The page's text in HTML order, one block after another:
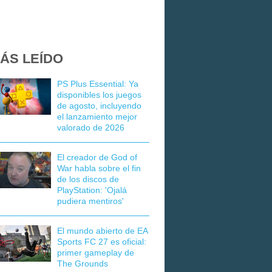
LEÍDO
PS Plus Essential: Ya
disponibles los juegos
de agosto, incluyendo
el lanzamiento mejor
valorado de 2026
El creador de God of
War habla sobre el fin
de los discos de
PlayStation: 'Ojalá
pudiera mentiros'
El mundo abierto de EA
Sports FC 27 es oficial:
primer gameplay de
The Grounds